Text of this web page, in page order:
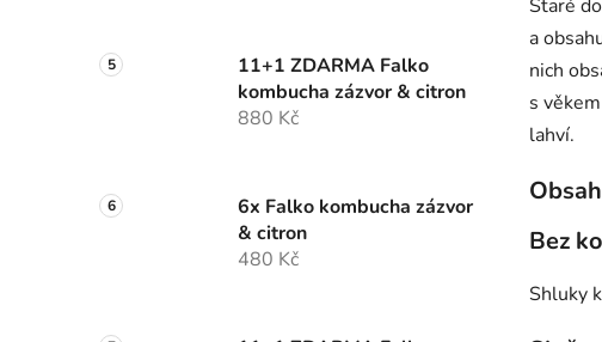
11+1 ZDARMA Falko
kombucha zázvor & citron
880 Kč
6x Falko kombucha zázvor
& citron
480 Kč
Staré
a
nich
s
lahví.
Bez
Shluky